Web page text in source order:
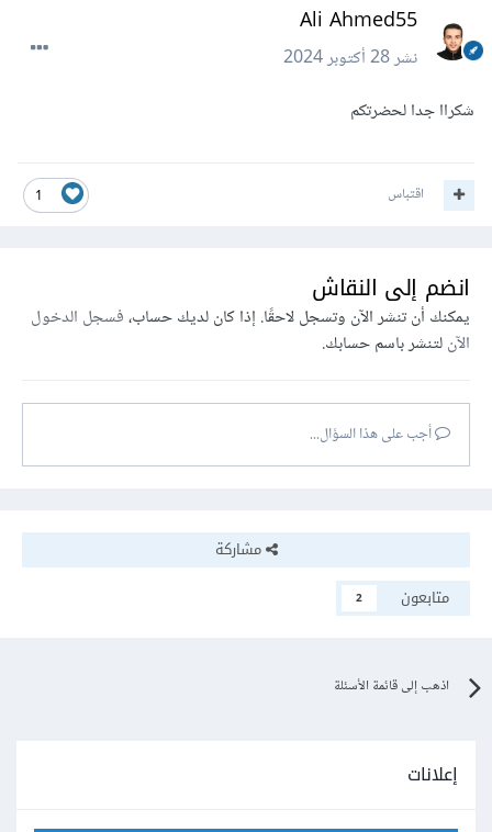
Ali Ahmed55
نشر28 أكتوبر 2024
شكراا جدا لحضرتكم
1 اقتباس
انضم إلى النقاش
يمكنك أن تنشر الآن وتسجل لاحقًا. إذا كان لديك حساب،فسجل الدخول
الآنلتنشر باسم حسابك.
أجب على هذا السؤال...
مشاركة
متابعون
2
اذهب إلى قائمة الأسئلة
إعلانات